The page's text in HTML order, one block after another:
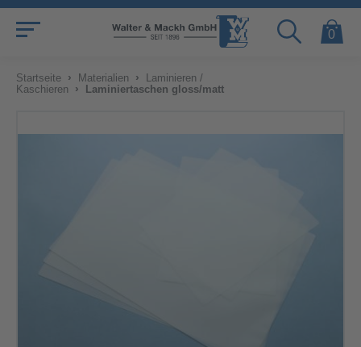
0
Startseite › Materialien ›
Laminieren /
Kaschieren
› Laminiertaschen gloss/matt